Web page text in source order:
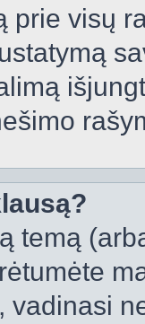
prie visų
temą
vadinasi